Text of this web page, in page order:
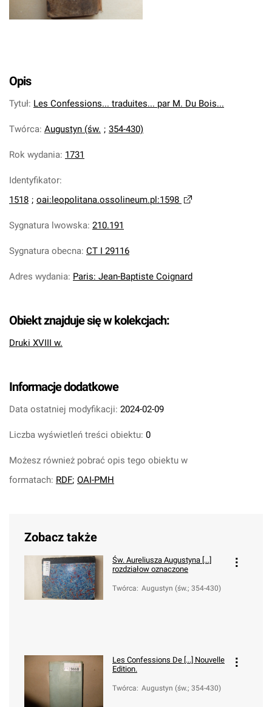
Opis
Tytuł: Les Confessions... traduites... par M. Du Bois...
Twórca: Augustyn (św. ; 354-430)
Rok wydania: 1731
Identyfikator:
1518 ; oai:leopolitana.ossolineum.pl:1598
Sygnatura lwowska: 210.191
Sygnatura obecna: CT I 29116
Adres wydania: Paris: Jean-Baptiste Coignard
Obiekt znajduje się w kolekcjach:
Druki XVIII w.
Informacje dodatkowe
Data ostatniej modyfikacji: 2024-02-09
Liczba wyświetleń treści obiektu: 0
Możesz również pobrać opis tego obiektu w
formatach: RDF; OAI-PMH
Zobacz także
Św. Aureliusza Augustyna [...]
rozdziałow oznaczone
Twórca: Augustyn (św.; 354-430)
Les Confessions De [...] Nouvelle
Edition.
Twórca: Augustyn (św.; 354-430)